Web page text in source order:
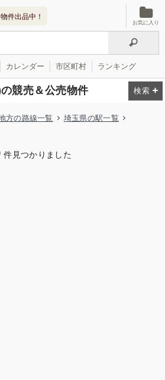
物件出品中！
お気に入り
カレンダー 市区町村 ランキング
競売＆公売物件
方の路線一覧
埼玉県の駅一覧
件見つかりました